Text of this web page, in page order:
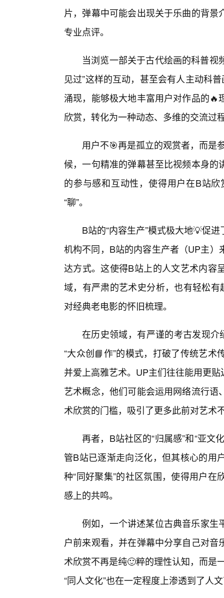
片，弹幕中可能会出现关于乐曲的背
专业点评。
当浏览一部关于古代绘画的科普视
见过”这样的互动，甚至会有人主动科
涌现，能够极大地丰富用户对作品的
欣赏，转化为一种动态、多维的交流过
用户不🎯再是孤立的观赏者，而是
候，一句精准的弹幕甚至比视频本身
的参与感和互动性，使得用户在B站欣
“聊”。
B站的“内容生产”模式极大地💡促
机构不同，B站的内容生产者（UP主
达方式。这使得B站上的人文艺术内容
域，有严肃的艺术史分析，也有轻松
对经典老电影的怀旧梳理。
在历史领域，有严谨的考古发现介
“大众创📘作”的模式，打破了传统艺
并爱上高雅艺术。UP主们往往能用更
艺术概念，他们可能会运用网络流行
术欣赏的门槛，吸引了更多此前对艺术
再者，B站社区的“归属感”和“亚文
管B站已逐渐走向泛化，但其核心的用
种“同好聚集”的社区氛围，使得用户
感上的共鸣。
例如，一个讲述某位古典音乐家生
户前来观看，并在弹幕中分享自己对
术欣赏不再是纯🙂粹的理性认知，而是
“同人文化”也在一定程度上渗透到了人